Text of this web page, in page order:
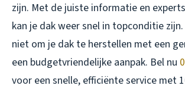
zijn. Met de juiste informatie en
kan je dak weer snel in topconditie
niet om je dak te herstellen met een
een budgetvriendelijke aanpak. Bel nu
voor een snelle, efficiënte service met